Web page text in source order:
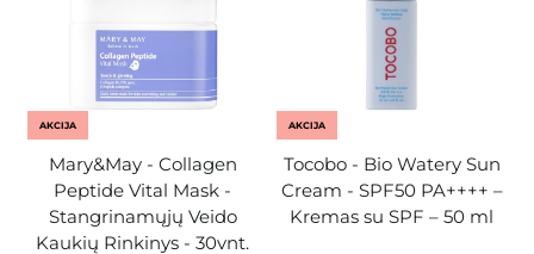
AKCIJA
Mary&May - Collagen
Peptide Vital Mask -
Stangrinamųjų Veido
Kaukių Rinkinys - 30vnt.
AKCIJA
Tocobo - Bio Watery Sun
Cream - SPF50 PA++++ –
Kremas su SPF – 50 ml